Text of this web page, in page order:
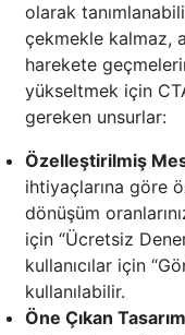
olarak
çekmekle kalmaz,
harekete
yükseltmek için
gereken unsurlar:
Özelleştirilmiş
ihtiyaçlarına göre
dönüşüm
için “Ücretsiz
kullanıcılar için
kullanılabilir.
Öne Çıkan